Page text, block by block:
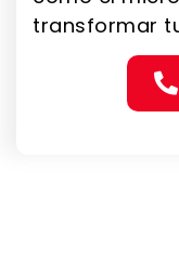
transformar